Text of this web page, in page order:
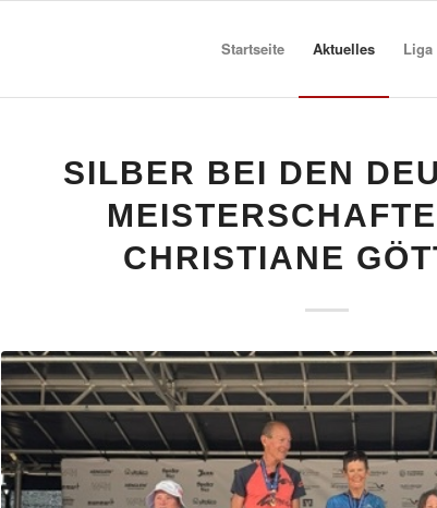
Startseite Aktuelles Liga
SILBER BEI DEN
CHRISTIANE